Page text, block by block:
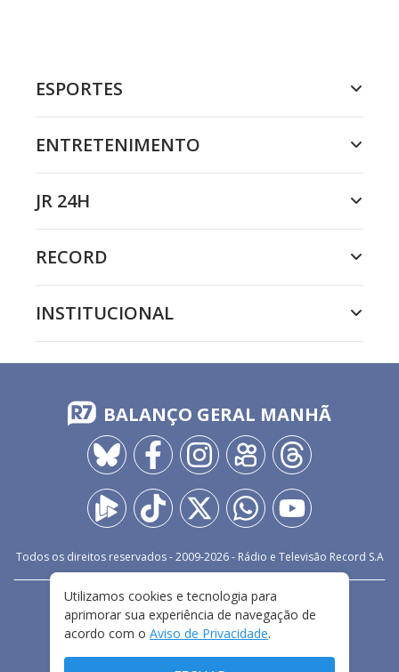
ESPORTES
ENTRETENIMENTO
JR 24H
RECORD
INSTITUCIONAL
BALANÇO GERAL MANHÃ
Todos os direitos reservados - 2009-2026- Rádio e Televisão Record S.A
FALE CONOSCO
PRIVACIDADE
TERMOS E CONDIÇÕES DE USO
Utilizamos cookies e tecnologia para
aprimorar sua experiência de navegação de
acordo com o Aviso de Privacidade.